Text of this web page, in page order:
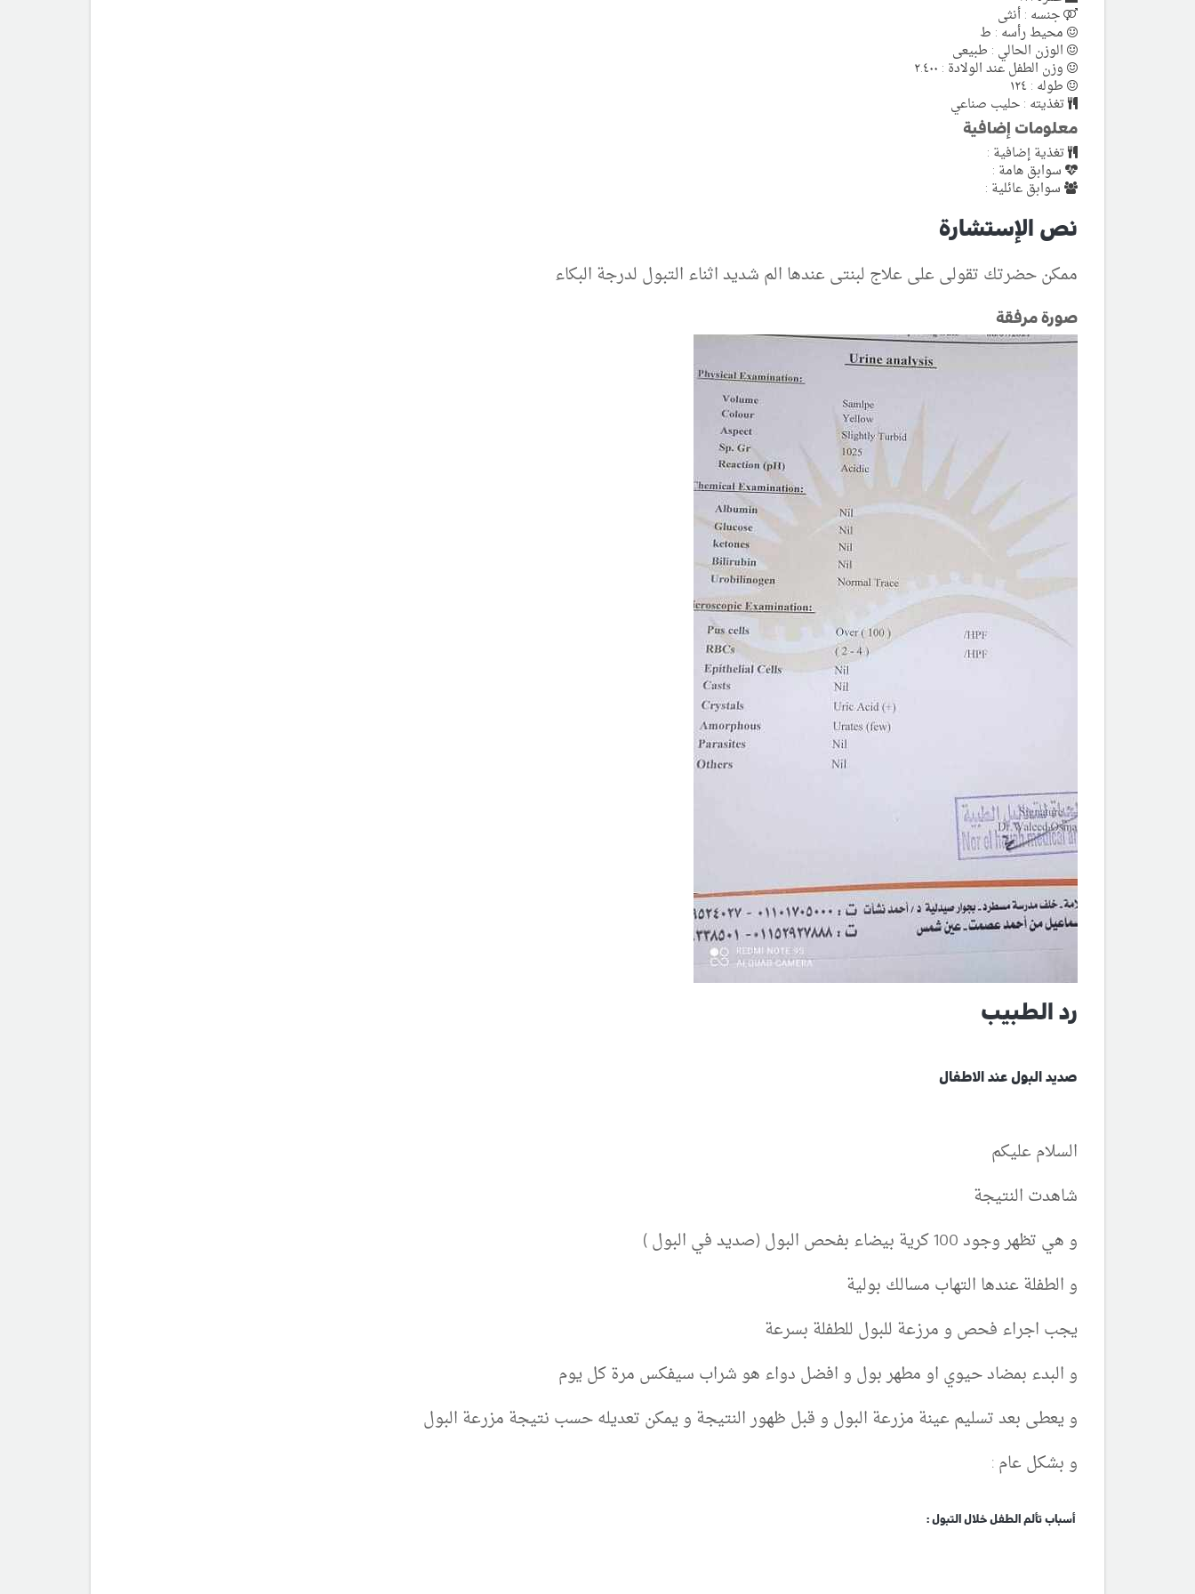
جنسه : أنثى
محيط رأسه : ط
الوزن الحالي : طبيعى
وزن الطفل عند الولادة : ٢.٤٠٠
طوله : ١٢٤
تغذيته : حليب صناعي
معلومات إضافية
تغذية إضافية :
سوابق هامة :
سوابق عائلية :
نص الإستشارة
ممكن حضرتك تقولى على علاج لبنتى عندها الم شديد اثناء التبول لدرجة البكاء
صورة مرفقة
رد الطبيب
صديد البول عند الاطفال
السلام عليكم
شاهدت النتيجة
و هي تظهر وجود 100 كرية بيضاء بفحص البول (صديد في البول )
و الطفلة عندها التهاب مسالك بولية
يجب اجراء فحص و مرزعة للبول للطفلة بسرعة
و البدء بمضاد حيوي او مطهر بول و افضل دواء هو شراب سيفكس مرة كل يوم
و يعطى بعد تسليم عينة مزرعة البول و قبل ظهور النتيجة و يمكن تعديله حسب نتيجة مزرعة البول
و بشكل عام :
أسباب تألم الطفل خلال التبول :